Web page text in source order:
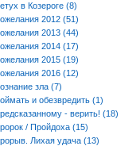
в Козероге (8)
2012 (51)
2013 (44)
2014 (17)
2015 (19)
2016 (12)
зла (7)
и обезвредить (1)
- верить! (18)
/ Пройдоха (15)
Лихая удача (13)